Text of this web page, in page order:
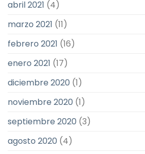
abril 2021 (4)
marzo 2021 (11)
febrero 2021 (16)
enero 2021 (17)
diciembre 2020 (1)
noviembre 2020 (1)
septiembre 2020 (3)
agosto 2020 (4)